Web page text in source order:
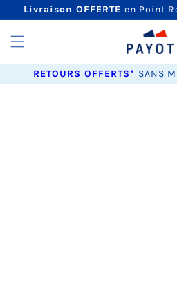
PASSER
CONTENU
Livraison OFFERTE en Point
RETOURS OFFERTS* SANS